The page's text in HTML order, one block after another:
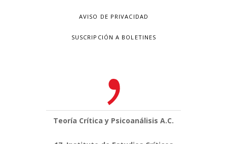
AVISO DE PRIVACIDAD
SUSCRIPCIÓN A BOLETINES
Teoría Crítica y Psicoanálisis A.C.